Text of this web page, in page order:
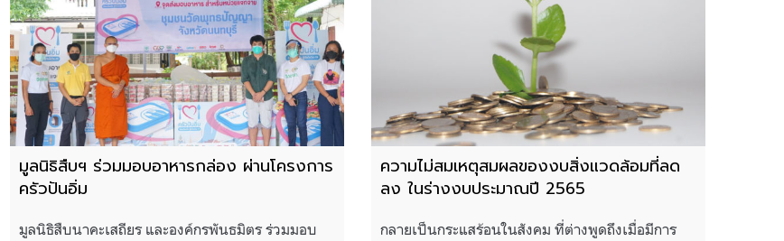
มูลนิธิสืบฯ ร่วมมอบอาหารกล่อง ผ่านโครงการ
ครัวปันอิ่ม
มูลนิธิสืบนาคะเสถียร และองค์กรพันธมิตร ร่วมมอบ
ความไม่สมเหตุสมผลของงบสิ่งแวดล้อมที่ลด
ลง ในร่างงบประมาณปี 2565
กลายเป็นกระแสร้อนในสังคม ที่ต่างพูดถึงเมื่อมีการ